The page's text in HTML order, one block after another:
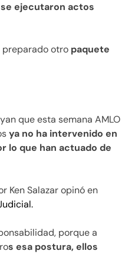
ejecutaron actos
preparado otro paquete
que esta semana AMLO
ya no ha intervenido en
lo que han actuado de
Ken Salazar opinó en
porque a
s esa postura, ellos